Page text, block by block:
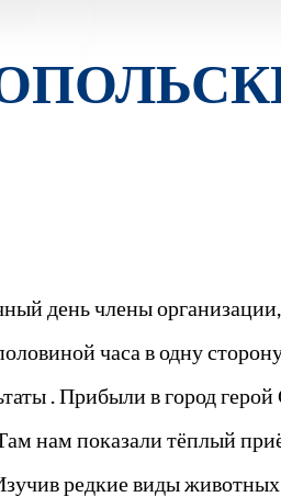
день члены
часа в одну
. Прибыли в город
нам показали тёплый
редкие виды